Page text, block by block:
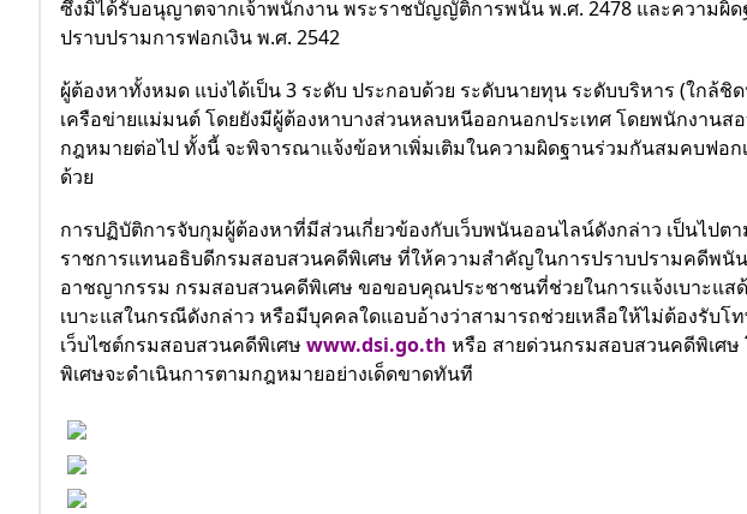
ซึ่งมิได้รับอนุญาตจากเจ้าพนักงาน พระราชบัญญัติการพนัน พ.ศ. 2478 และความผิ
ปราบปรามการฟอกเงิน พ.ศ. 2542
ผู้ต้องหาทั้งหมด แบ่งได้เป็น 3 ระดับ ประกอบด้วย ระดับนายทุน ระดับบริหาร (ใกล้
เครือข่ายแม่มนต์ โดยยังมีผู้ต้องหาบางส่วนหลบหนีออกนอกประเทศ โดยพนักงานส
กฎหมายต่อไป ทั้งนี้ จะพิจารณาแจ้งข้อหาเพิ่มเติมในความผิดฐานร่วมกันสมคบฟอก
ด้วย
การปฏิบัติการจับกุมผู้ต้องหาที่มีส่วนเกี่ยวข้องกับเว็บพนันออนไลน์ดังกล่าว เป็นไป
ราชการแทนอธิบดีกรมสอบสวนคดีพิเศษ ที่ให้ความสำคัญในการปราบปรามคดีพนั
อาชญากรรม กรมสอบสวนคดีพิเศษ ขอขอบคุณประชาชนที่ช่วยในการแจ้งเบาะแ
เบาะแสในกรณีดังกล่าว หรือมีบุคคลใดแอบอ้างว่าสามารถช่วยเหลือให้ไม่ต้องรับโ
เว็บไซต์กรมสอบสวนคดีพิเศษ www.dsi.go.th หรือ สายด่วนกรมสอบสวนคดีพิเศษ
พิเศษจะดำเนินการตามกฎหมายอย่างเด็ดขาดทันที